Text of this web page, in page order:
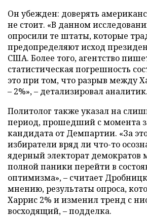
Он убежден: доверять
не стоит. «В данном
опросили те штаты, которые
предопределяют исход
США. Более того, агентство
статистическая погрешность
это при том, что разрыв между
– 2%», – детализировал аналитик.
Политолог также указал на
период, прошедший с момента
кандидата от Демпартии. «За
избиратели вряд ли что-то
ядерный электорат демократов
полной паники перейти в
оптимизма», – считает
мнению, результаты опроса,
Харрис 2% и изменил тренд с
восходящий, – подделка.